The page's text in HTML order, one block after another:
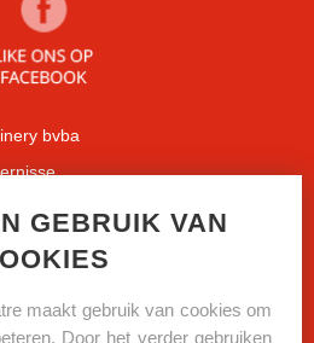
bvba
GEBRUIK VAN
maakt gebruik van cookies om
Door het verder gebruiken